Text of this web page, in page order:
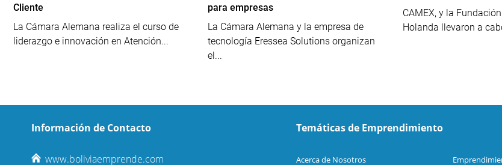
Cliente
La Cámara Alemana realiza el curso de
liderazgo e innovación en Atención...
para empresas
La Cámara Alemana y la empresa de
tecnología Eressea Solutions organizan
el...
CAMEX, y la
Holanda llevaron a
Información de Contacto
www.boliviaemprende.com
Temáticas de Emprendimiento
Acerca de Nosotros